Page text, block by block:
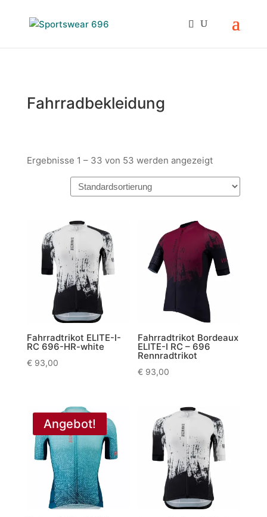
Fahrradbekleidung
Ergebnisse 1 – 33 von 53 werden angezeigt
Fahrradtrikot ELITE-I-
RC 696-HR-white
€93,00
Fahrradtrikot Bordeaux
ELITE-I RC – 696
Rennradtrikot
€ 93,00
Angebot!